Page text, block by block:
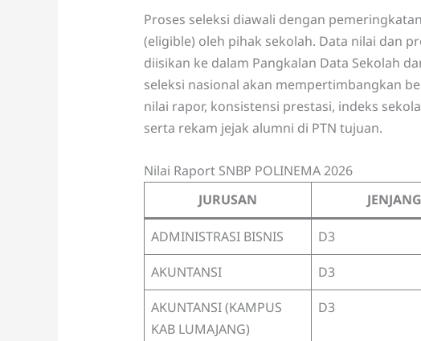
Proses seleksi diawali dengan
(eligible) oleh pihak sekolah. Data nilai dan
diisikan ke dalam Pangkalan Data Sekolah
seleksi nasional akan mempertimbangkan
nilai rapor, konsistensi prestasi, indeks
serta rekam jejak alumni di PTN tujuan.
Nilai Raport SNBP POLINEMA 2026
JURUSAN
JENJANG
ADMINISTRASI BISNIS D3
AKUNTANSI
D3
AKUNTANSI (KAMPUS
KAB LUMAJANG)
D3